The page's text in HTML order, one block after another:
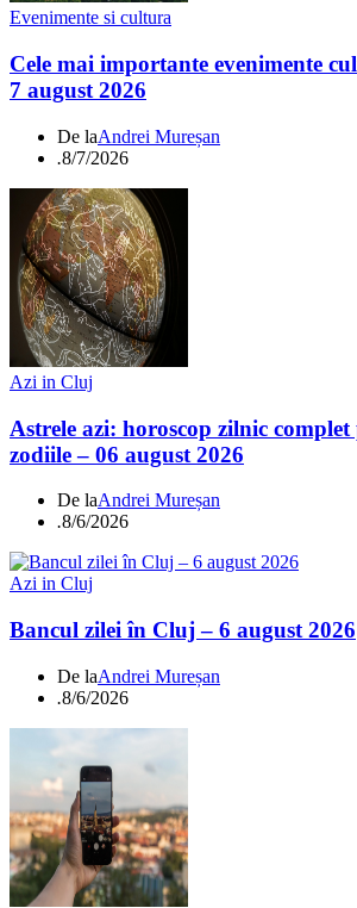
Evenimente si cultura
Cele mai importante evenimente
7 august 2026
De laAndrei Mureșan
.8/7/2026
Azi in Cluj
Astrele azi: horoscop zilnic
zodiile – 06 august 2026
De laAndrei Mureșan
.8/6/2026
Azi in Cluj
Bancul zilei în Cluj – 6 august 2026
De laAndrei Mureșan
.8/6/2026